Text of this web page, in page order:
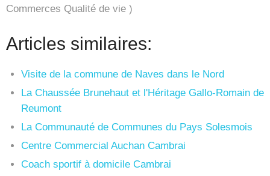
Commerces Qualité de vie )
Articles similaires:
Visite de la commune de Naves dans le Nord
La Chaussée Brunehaut et l'Héritage Gallo-Romain de
Reumont
La Communauté de Communes du Pays Solesmois
Centre Commercial Auchan Cambrai
Coach sportif à domicile Cambrai